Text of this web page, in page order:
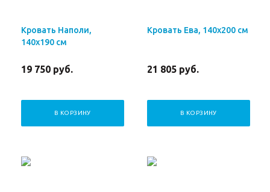
Кровать Наполи,
140х190 см
19 750 руб.
В КОРЗИНУ
Кровать Ева, 140х200 см
21 805 руб.
В КОРЗИНУ